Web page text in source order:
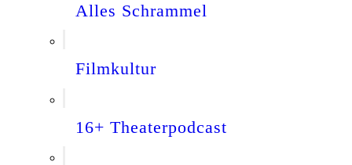
Alles Schrammel
Filmkultur
16+ Theaterpodcast